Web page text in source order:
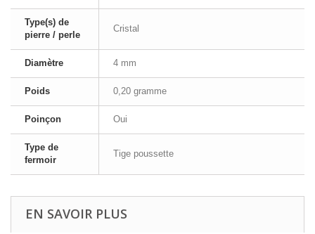
Type(s) de
pierre / perle
Cristal
Diamètre 4 mm
Poids 0,20 gramme
Poinçon Oui
Type de
fermoir
Tige poussette
EN SAVOIR PLUS